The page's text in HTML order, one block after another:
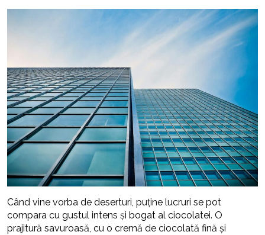
Când vine vorba de deserturi, puține lucruri se pot
compara cu gustul intens și bogat al ciocolatei. O
prajitură savuroasă, cu o cremă de ciocolată fină și